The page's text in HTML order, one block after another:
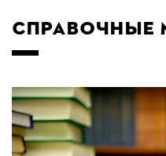
СПРАВОЧНЫЕ